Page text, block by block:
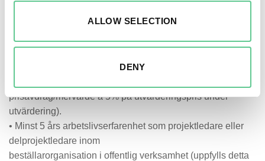
ALLOW SELECTION
DENY
• Förmåga att jobba i grupp
• Projektledarcertifiering motsvarande minst IPMA C
prisavdrag/mervärde á 5% på utvärderingspris under
utvärdering).
• Minst 5 års arbetslivserfarenhet som projektledare eller
delprojektledare inom
beställarorganisation i offentlig verksamhet (uppfylls detta